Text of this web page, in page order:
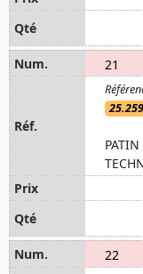
21
22